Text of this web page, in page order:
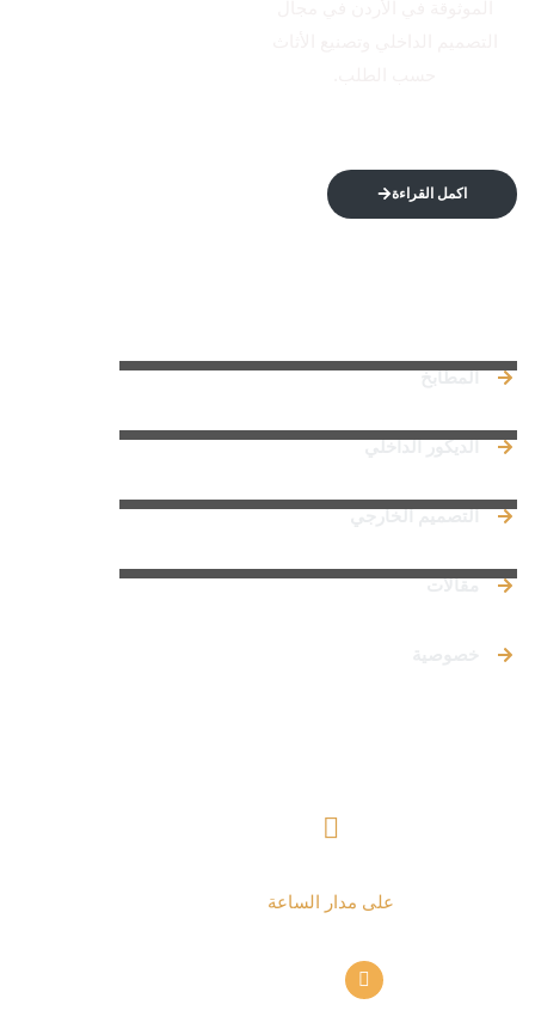
اكمل القراءة
المطابخ
الديكور الداخلي
التصميم الخارجي
مقالات
على مدار الساعة